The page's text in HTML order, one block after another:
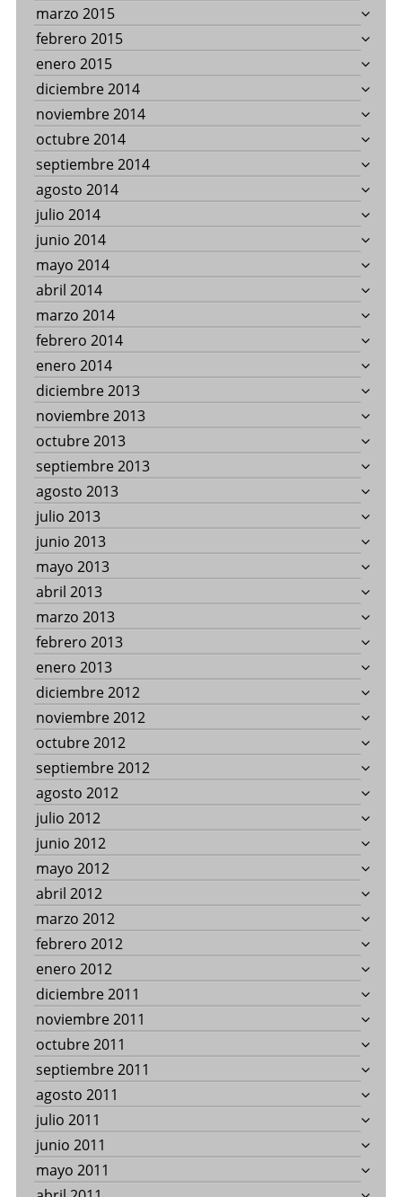
marzo 2015
febrero 2015
enero 2015
diciembre 2014
noviembre 2014
octubre 2014
septiembre 2014
agosto 2014
julio 2014
junio 2014
mayo 2014
abril 2014
marzo 2014
febrero 2014
enero 2014
diciembre 2013
noviembre 2013
octubre 2013
septiembre 2013
agosto 2013
julio 2013
junio 2013
mayo 2013
abril 2013
marzo 2013
febrero 2013
enero 2013
diciembre 2012
noviembre 2012
octubre 2012
septiembre 2012
agosto 2012
julio 2012
junio 2012
mayo 2012
abril 2012
marzo 2012
febrero 2012
enero 2012
diciembre 2011
noviembre 2011
octubre 2011
septiembre 2011
agosto 2011
julio 2011
junio 2011
mayo 2011